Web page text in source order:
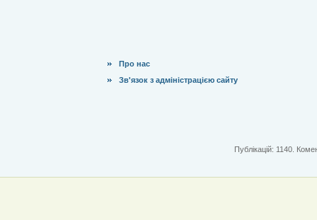
Про нас
Зв'язок з адміністрацією сайту
Публікацій: 1140.